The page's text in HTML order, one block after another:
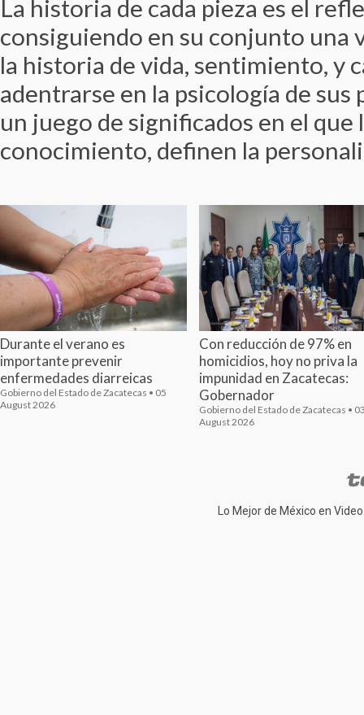
La historia de cada pieza es el
consiguiendo en su conjunto una
la historia de vida, sentimiento, y
adentrarse en la psicología de
un juego de significados en el
conocimiento, definen la
Durante el verano es
importante prevenir
enfermedades diarreicas
Gobierno del Estado de Zacatecas • 05
August 2026
Con reducción de 97% en
homicidios, hoy no priva la
impunidad en Zacatecas:
Gobernador
Gobierno del Estado de Zacatecas •
August 2026
Lo Mejor de México en